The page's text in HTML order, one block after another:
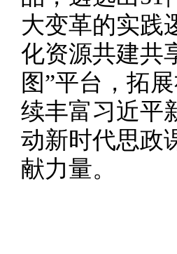
大变革的实践
化资源共建共
图”平台，拓
续丰富习近平
动新时代思政
献力量。